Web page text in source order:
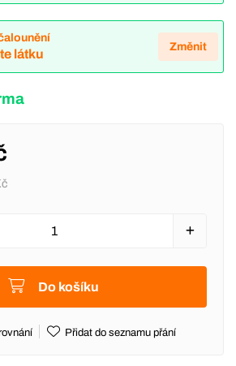
látku
Změnit
Do košíku
Přidat do seznamu přání